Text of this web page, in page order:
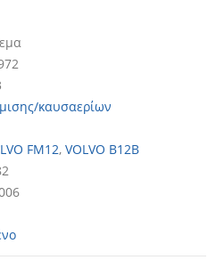
καυσαερίων
FM12, VOLVO B12B